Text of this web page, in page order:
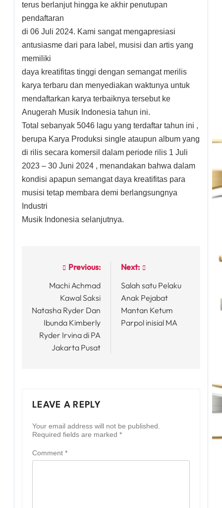
terus berlanjut hingga ke akhir penutupan
pendaftaran
di 06 Juli 2024. Kami sangat mengapresiasi
antusiasme dari para label, musisi dan artis yang
memiliki
daya kreatifitas tinggi dengan semangat merilis
karya terbaru dan menyediakan waktunya untuk
mendaftarkan karya terbaiknya tersebut ke
Anugerah Musik Indonesia tahun ini.
Total sebanyak 5046 lagu yang terdaftar tahun ini ,
berupa Karya Produksi single ataupun album yang
di rilis secara komersil dalam periode rilis 1 Juli
2023 – 30 Juni 2024 , menandakan bahwa dalam
kondisi apapun semangat daya kreatifitas para
musisi tetap membara demi berlangsungnya
Industri
Musik Indonesia selanjutnya.
navigation
Previous:
Machi Achmad
Kawal Saksi
Natasha Ryder Dan
Ibunda Kimberly
Ryder Irvina di PA
Jakarta Pusat
Next:
Salah satu Pelaku
Anak Pejabat
Mantan Ketum
Parpol inisial MA
LEAVE A REPLY
Your email address will not be published.
Required fields are marked *
Comment *